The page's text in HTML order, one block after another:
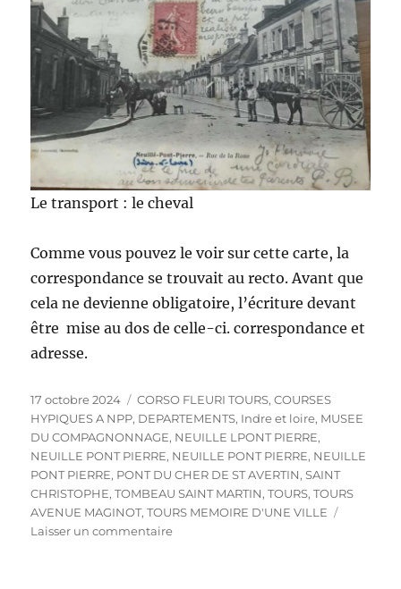
Le transport : le cheval
Comme vous pouvez le voir sur cette carte, la
correspondance se trouvait au recto. Avant que
cela ne devienne obligatoire, l’écriture devant
être mise au dos de celle-ci. correspondance et
adresse.
Publié
le
17 octobre 2024 Catégories
CORSO FLEURI TOURS,COURSES
HYPIQUES A NPP, DEPARTEMENTS, Indre et loire, MUSEE
DU COMPAGNONNAGE, NEUILLE LPONT PIERRE,
NEUILLE PONT PIERRE, NEUILLE PONT PIERRE, NEUILLE
PONT PIERRE, PONT DU CHER DE ST AVERTIN,SAINT
CHRISTOPHE,TOMBEAU SAINT MARTIN,TOURS,TOURS
AVENUE MAGINOT,TOURS MEMOIRE D'UNE VILLE
Laisser un commentairesur